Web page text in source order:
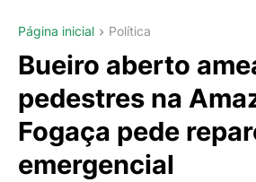
Página inicial Política
Bueiro aberto
pedestres na
Fogaça pede
emergencial